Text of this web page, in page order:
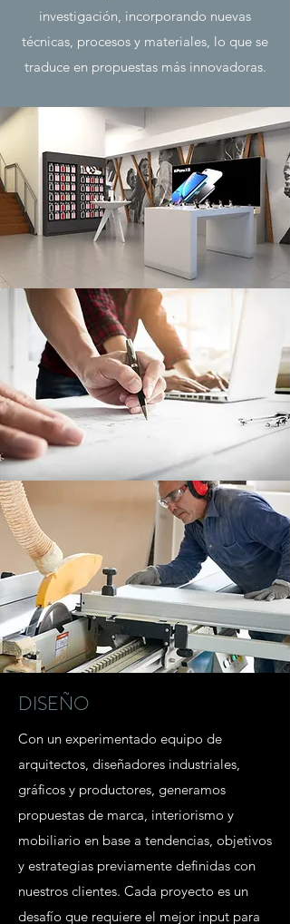
investigación, incorporando nuevas
técnicas, procesos y materiales, lo que se
traduce en propuestas más innovadoras.
DISEÑO
Con un experimentado equipo de
arquitectos, diseñadores industriales,
gráficos y productores, generamos
propuestas de marca, interiorismo y
mobiliario en base a tendencias, objetivos
y estrategias previamente definidas con
nuestros clientes. Cada proyecto es un
desafío que requiere el mejor input para